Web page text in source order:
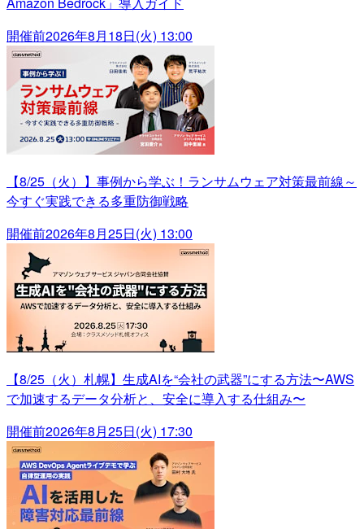
開催前2026年8月18日(火) 13:00
【8/25（火）】事例から学ぶ！ランサムウェア対策最前線～
今すぐ実践できる多重防御戦略
開催前2026年8月25日(火) 13:00
【8/25（火）札幌】生成AIを“会社の武器”にする方法〜AWS
で加速するデータ分析と、安全に導入する仕組み〜
開催前2026年8月25日(火) 17:30